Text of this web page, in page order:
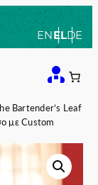
ENELDE
Bartender’s Leaf
με Custom